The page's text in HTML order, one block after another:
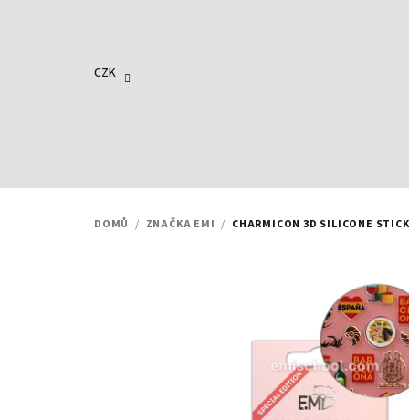
CZK
DOMŮ / ZNAČKA EMI / CHARMICON 3D SILICONE